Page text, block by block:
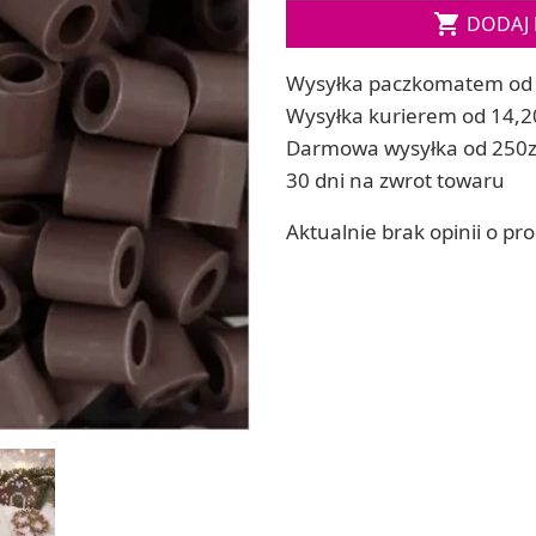
ręcznych
Zestawy do kul do kąpieli
Soda, kwasek, formy do kul do kąpieli
Dodatki: barwniki i zapachy
RZEŹBA, GLINY I ODLEWY
Lepienie i rzeźbienie
Odlewy dekoracyjne
Tworzenie z gliny polimerowej
Modelowanie dla dzieci
 DODAJ
Wysyłka paczkomatem od
Wysyłka kurierem od
Darmowa wysyłka od
30 dni na zwrot towaru
Aktualnie brak opinii o